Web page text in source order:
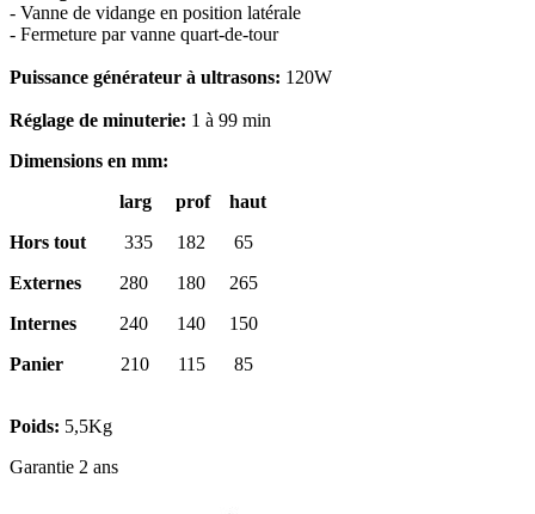
- Vanne de vidange en position latérale
- Fermeture par vanne quart-de-tour
Puissance générateur à ultrasons: 120W
Réglage de minuterie: 1 à 99 min
Dimensions en mm:
larg prof haut
Hors tout
335 182 65
Externes
280 180 265
Internes
240 140 150
Panier
210 115 85
Poids: 5,5Kg
Garantie 2 ans